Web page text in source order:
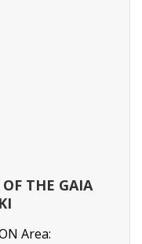
THE GAIA
Area: